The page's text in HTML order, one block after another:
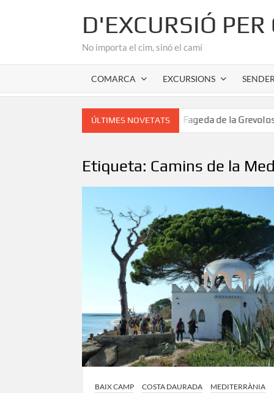
D'EXCURSIÓ
No importa el cim, sinó el camí
COMARCA EXCURSIONS
ÚLTIMES NOVETATSFageda de la Grevolosa: El
Etiqueta: Camins de la
BAIX CAMP COSTA DAURADA
MEDITERRÀNIA